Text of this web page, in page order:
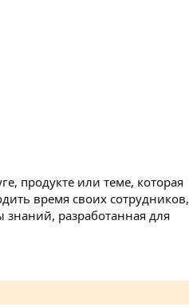
продукте или теме, которая
время своих сотрудников,
знаний, разработанная для